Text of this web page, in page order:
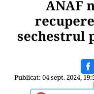
ANAF
sechestrul
Publicat: 04 sept. 2024,